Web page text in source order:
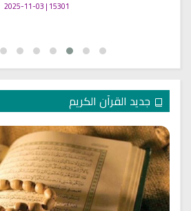
15301 | 2025-11-03
جديد القرآن الكريم